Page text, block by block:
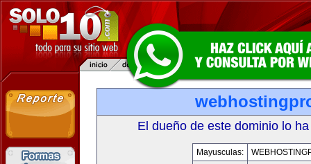
El dueño de este dominio lo
Mayusculas: